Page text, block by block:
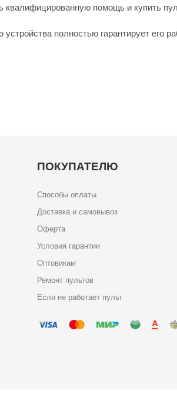
помощь и купить
полностью гарантирует его
ПОКУПАТЕЛЮ
Способы оплаты
Доставка и самовывоз
Оферта
Условия гарантии
Оптовикам
Ремонт пультов
Если не работает пульт